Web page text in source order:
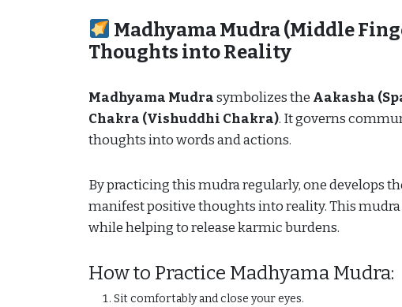
Madhyama Mudra (Middle
Thoughts into Reality
Madhyama Mudrasymbolizes the Aakasha
Chakra (Vishuddhi Chakra). It governs
thoughts into words and actions.
By practicing this mudra regularly, one develops
manifest positive thoughts into reality. This
while helping to release karmic burdens.
How to Practice Madhyama Mudra:
Sit comfortably and close your eyes.